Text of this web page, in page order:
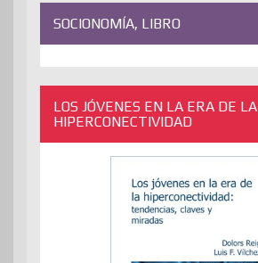
SOCIONOMÍA, LIBRO
LOS JÓVENES EN LA ERA DE LA
HIPERCONECTIVIDAD